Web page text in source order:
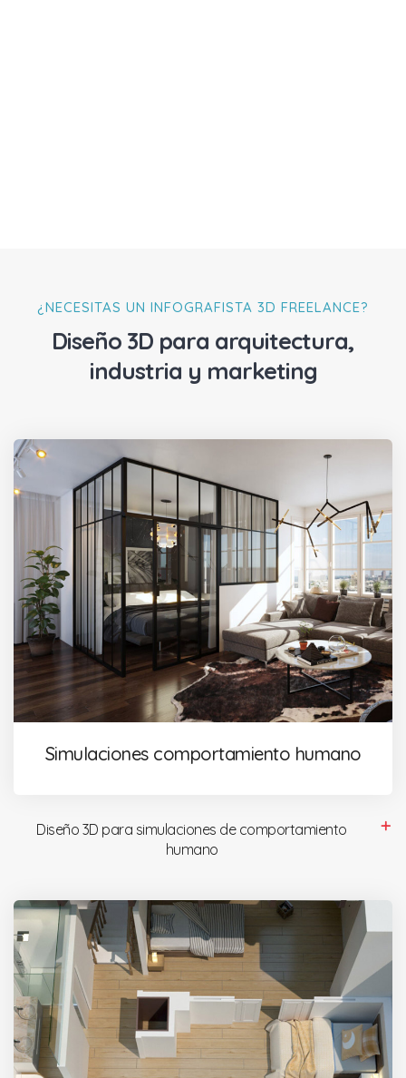
¿NECESITAS UN INFOGRAFISTA 3D FREELANCE?
Diseño 3D para arquitectura,
industria y marketing
Simulaciones comportamiento humano
Diseño 3D para simulaciones de comportamiento
humano